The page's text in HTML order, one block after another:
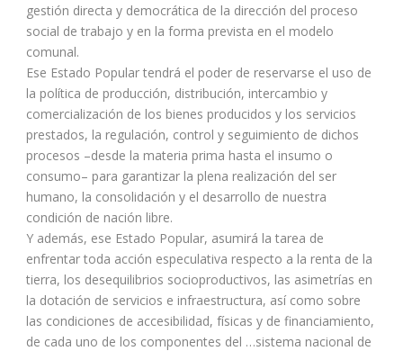
gestión directa y democrática de la dirección del proceso
social de trabajo y en la forma prevista en el modelo
comunal.
Ese Estado Popular tendrá el poder de reservarse el uso de
la política de producción, distribución, intercambio y
comercialización de los bienes producidos y los servicios
prestados, la regulación, control y seguimiento de dichos
procesos –desde la materia prima hasta el insumo o
consumo– para garantizar la plena realización del ser
humano, la consolidación y el desarrollo de nuestra
condición de nación libre.
Y además, ese Estado Popular, asumirá la tarea de
enfrentar toda acción especulativa respecto a la renta de la
tierra, los desequilibrios socioproductivos, las asimetrías en
la dotación de servicios e infraestructura, así como sobre
las condiciones de accesibilidad, físicas y de financiamiento,
de cada uno de los componentes del …sistema nacional de